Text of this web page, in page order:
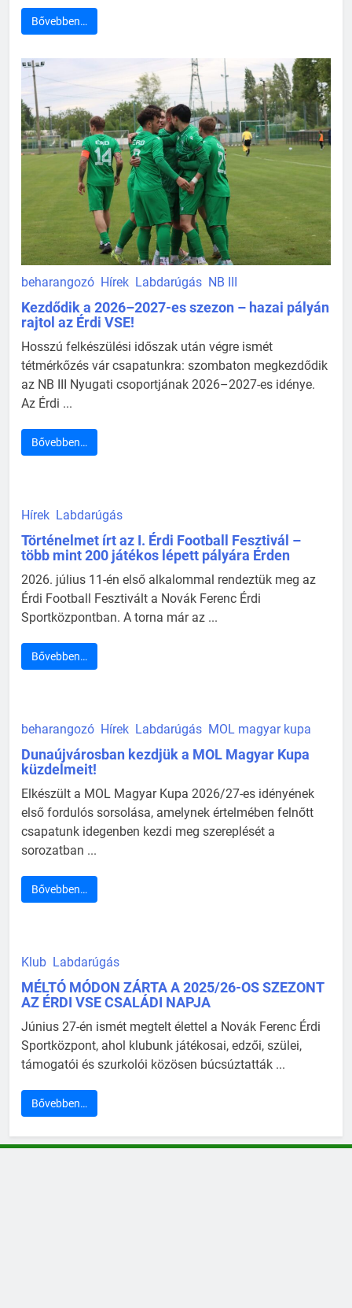
Bővebben…
beharangozó Hírek Labdarúgás NB III
Kezdődik a 2026–2027-es szezon – hazai pályán
rajtol az Érdi VSE!
Hosszú felkészülési időszak után végre ismét
tétmérkőzés vár csapatunkra: szombaton megkezdődik
az NB III Nyugati csoportjának 2026–2027-es idénye.
Az Érdi ...
Bővebben…
Hírek Labdarúgás
Történelmet írt az I. Érdi Football Fesztivál –
több mint 200 játékos lépett pályára Érden
2026. július 11-én első alkalommal rendeztük meg az
Érdi Football Fesztivált a Novák Ferenc Érdi
Sportközpontban. A torna már az ...
Bővebben…
beharangozó Hírek Labdarúgás MOL magyar kupa
Dunaújvárosban kezdjük a MOL Magyar Kupa
küzdelmeit!
Elkészült a MOL Magyar Kupa 2026/27-es idényének
első fordulós sorsolása, amelynek értelmében felnőtt
csapatunk idegenben kezdi meg szereplését a
sorozatban ...
Bővebben…
Klub Labdarúgás
MÉLTÓ MÓDON ZÁRTA A 2025/26-OS SZEZONT
AZ ÉRDI VSE CSALÁDI NAPJA
Június 27-én ismét megtelt élettel a Novák Ferenc Érdi
Sportközpont, ahol klubunk játékosai, edzői, szülei,
támogatói és szurkolói közösen búcsúztatták ...
Bővebben…